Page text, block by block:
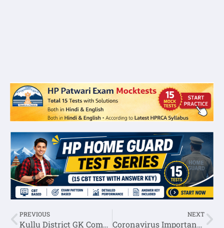
PREVIOUS
Kullu District GK Complete Information(History,Geography,Economy)
NEXT
Coronavirus Important General Knowledge Question Answer (Hindi/English)